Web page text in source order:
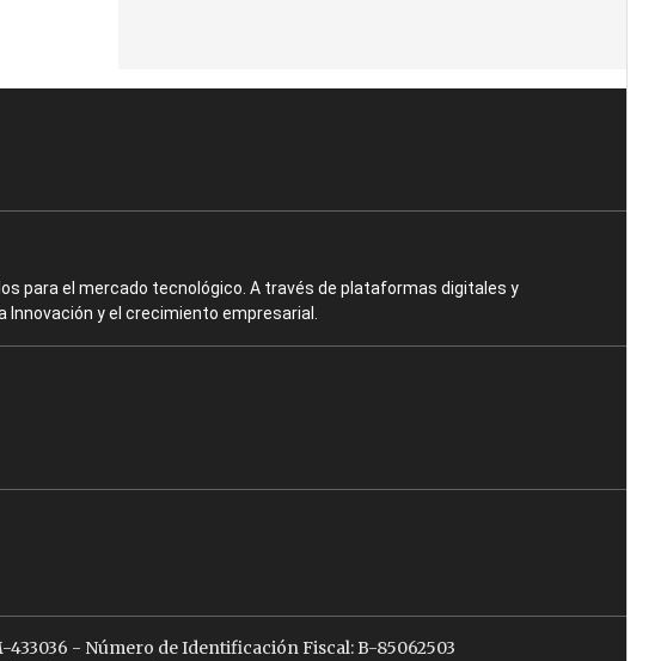
para el mercado tecnológico. A través de plataformas digitales y
y el crecimiento empresarial.
- Número de Identificación Fiscal: B-85062503